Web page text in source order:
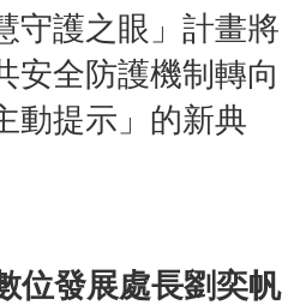
守護之眼」計畫將
安全防護機制轉向
動提示」的新典
位發展處長劉奕帆